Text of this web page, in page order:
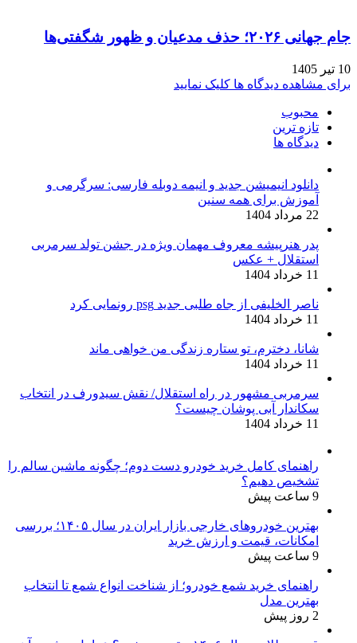
جام جهانی ۲۰۲۶؛ حذف مدعیان و ظهور شگفتی‌ها
10 تیر 1405
برای مشاهده دیدگاه ها کلیک نمایید
محبوب
تازه ترین
دیدگاه ها
دانلود انیمیشن جدید و انیمه دوبله فارسی: سرگرمی و
آموزش برای همه سنین
22 مرداد 1404
پدر هنرپیشه معروف مهمان ویژه در جشن تولد سرمربی
استقلال + عکس
11 خرداد 1404
ناصر الخلیفی از جاه طلبی جدید psg رونمایی کرد
11 خرداد 1404
شانا، دخترم، تو ستاره زندگی من خواهی ماند
11 خرداد 1404
سرمربی مشهور در راه استقلال/ نقش سیدورف در انتخاب
سکاندار آبی پوشان چیست؟
11 خرداد 1404
راهنمای کامل خرید خودرو دست دوم؛ چگونه ماشین سالم را
تشخیص دهیم؟
9 ساعت پیش
بهترین خودروهای خارجی بازار ایران در سال ۱۴۰۵؛ بررسی
امکانات، قیمت و ارزش خرید
9 ساعت پیش
راهنمای خرید شمع خودرو؛ از شناخت انواع شمع تا انتخاب
بهترین مدل
2 روز پیش